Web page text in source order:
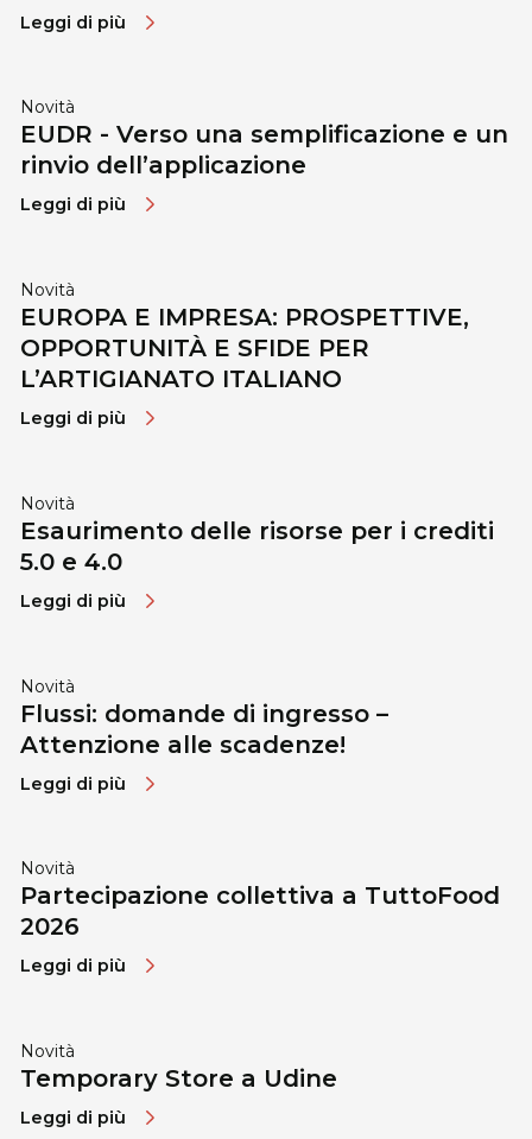
Leggi di più
Novità
EUDR - Verso una semplificazione e un
rinvio dell’applicazione
Leggi di più
Novità
EUROPA E IMPRESA: PROSPETTIVE,
OPPORTUNITÀ E SFIDE PER
L’ARTIGIANATO ITALIANO
Leggi di più
Novità
Esaurimento delle risorse per i crediti
5.0 e 4.0
Leggi di più
Novità
Flussi: domande di ingresso –
Attenzione alle scadenze!
Leggi di più
Novità
Partecipazione collettiva a TuttoFood
2026
Leggi di più
Novità
Temporary Store a Udine
Leggi di più